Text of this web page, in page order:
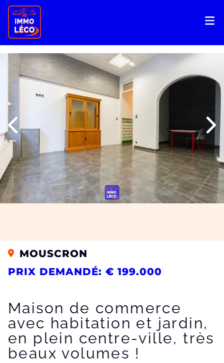
MOUSCRON
PRIX DEMANDÉ: € 199.000
Maison de commerce
avec habitation et jardin,
en plein centre-ville, très
beaux volumes !